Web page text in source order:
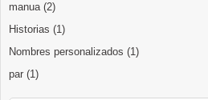
manua (2)
Historias (1)
Nombres personalizados (1)
par (1)